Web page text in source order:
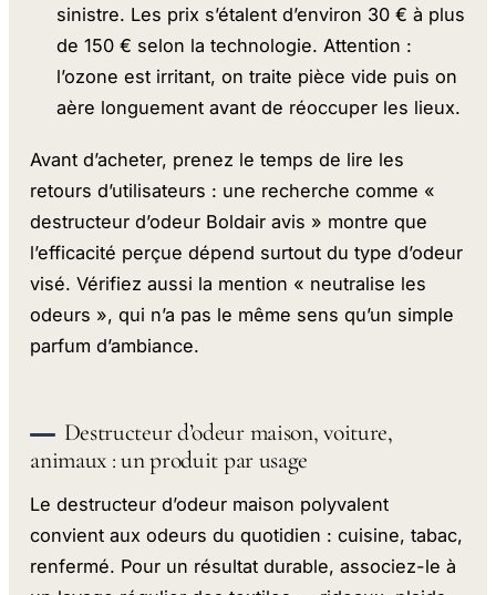
sinistre. Les prix s’étalent d’environ 30 € à plus
de 150 € selon la technologie. Attention :
l’ozone est irritant, on traite pièce vide puis on
aère longuement avant de réoccuper les lieux.
Avant d’acheter, prenez le temps de lire les
retours d’utilisateurs : une recherche comme «
destructeur d’odeur Boldair avis » montre que
l’efficacité perçue dépend surtout du type d’odeur
visé. Vérifiez aussi la mention « neutralise les
odeurs », qui n’a pas le même sens qu’un simple
parfum d’ambiance.
Destructeur d’odeur maison, voiture,
animaux : un produit par usage
Le destructeur d’odeur maison polyvalent
convient aux odeurs du quotidien : cuisine, tabac,
renfermé. Pour un résultat durable, associez-le à